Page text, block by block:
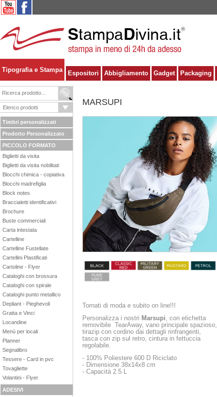
Tipografia e Stampa Espositori Abbigliamento Gadget Packaging
Timbri personalizzati
Prodotto Personalizzato
PICCOLO FORMATO
Biglietti da visita
Biglietti da visita nobilitati
Blocchi chimica - copiativa
Blocchi madrefiglia
Block notes
Braccialetti identificativi
Brochure
Buste commerciali
Carta intestata
Cartelline
Cartelline Fustellate
Cartellini Plastificati
Cartoline - Flyer
Cataloghi con brossura
Cataloghi con spirale
Cataloghi punto metallico
Depliant - Pieghevoli
Gratta e Vinci
Locandine
Menù per locali
Planner
Segnalibro
Tessere - Card in pvc
Tovagliette
Volantini - Flyer
ADESIVI
MARSUPI
Tornati di moda e subito on line!!!
Personalizza i nostri Marsupi , con etichetta
removibile TearAway, vano principale spazioso,
tirazip con cordino dai dettagli rinfrangenti,
tasca con zip sul retro, cintura in fettuccia
regolabile.
- 100% Poliestere 600 D Riciclato
- Dimensione 38x14x8 cm
- Capacità 2.5 L